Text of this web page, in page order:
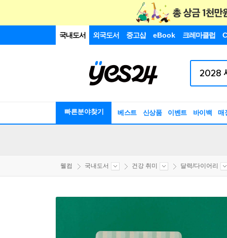
국내도서 외국도서 중고샵 eBook 크레마클럽
빠른분야찾기 베스트 신상품 이벤트 바이백 매
웰컴 국내도서 건강 취미 달력/다이어리